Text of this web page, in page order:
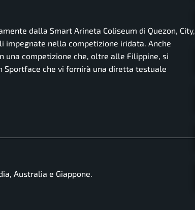
dalla Smart Arineta Coliseum di Quezon, City,
impegnate nella competizione iridata. Anche
una competizione che, oltre alle Filippine, si
Sportface che vi fornirà una diretta testuale
Australia e Giappone.